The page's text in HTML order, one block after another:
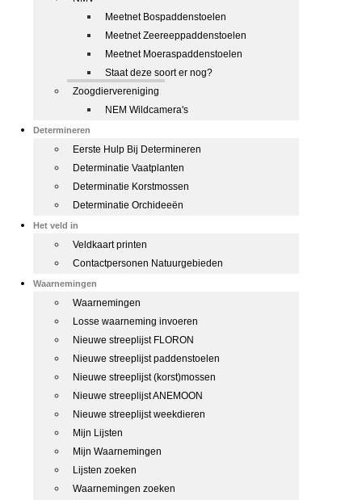
Meetnet Bospaddenstoelen
Meetnet Zeereeppaddenstoelen
Meetnet Moeraspaddenstoelen
Staat deze soort er nog?
Zoogdiervereniging
NEM Wildcamera's
Determineren
Eerste Hulp Bij Determineren
Determinatie Vaatplanten
Determinatie Korstmossen
Determinatie Orchideeën
Het veld in
Veldkaart printen
Contactpersonen Natuurgebieden
Waarnemingen
Waarnemingen
Losse waarneming invoeren
Nieuwe streeplijst FLORON
Nieuwe streeplijst paddenstoelen
Nieuwe streeplijst (korst)mossen
Nieuwe streeplijst ANEMOON
Nieuwe streeplijst weekdieren
Mijn Lijsten
Mijn Waarnemingen
Lijsten zoeken
Waarnemingen zoeken